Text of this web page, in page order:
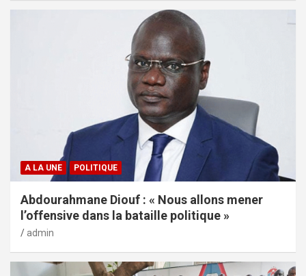
A LA UNE POLITIQUE
Abdourahmane Diouf : « Nous allons mener
l’offensive dans la bataille politique »
admin